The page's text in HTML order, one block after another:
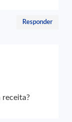
Responder
receita?